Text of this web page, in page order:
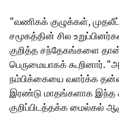
“வணிகக் குழுக்கள்,
சமூகத்தின் சில
குறித்த சந்தேகங்களை
பெருமையாகக் கூறினார்.
நம்பிக்கையை வளர்க்க
இரண்டு மாதங்களாக இந்த
குறிப்பிடத்தக்க மைல்கல்